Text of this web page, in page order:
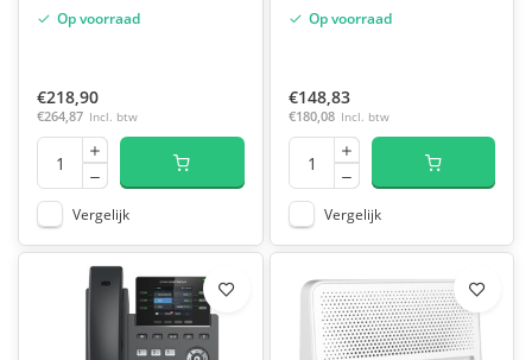
Op voorraad
€218,90
€264,87 Incl. btw
Vergelijk
Op voorraad
€148,83
€180,08 Incl. btw
Vergelijk